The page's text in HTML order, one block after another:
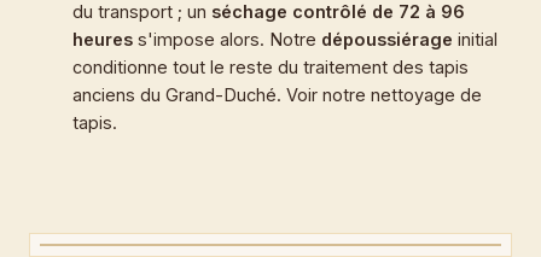
du transport ; un séchage contrôlé de 72 à 96
heures s'impose alors. Notre dépoussiérage initial
conditionne tout le reste du traitement des tapis
anciens du Grand-Duché. Voir notre nettoyage de
tapis.